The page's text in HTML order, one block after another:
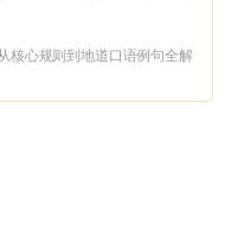
核心规则到地道口语例句全解